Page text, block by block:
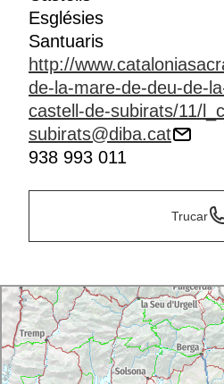
Esglésies
Santuaris
http://
de-la-mare-de-deu-de-
castell-de-subirats/11/
subirats@diba.cat
938 993 011
Trucar